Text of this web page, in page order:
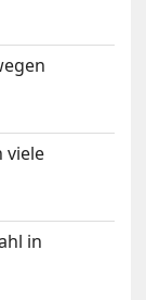
viele
in